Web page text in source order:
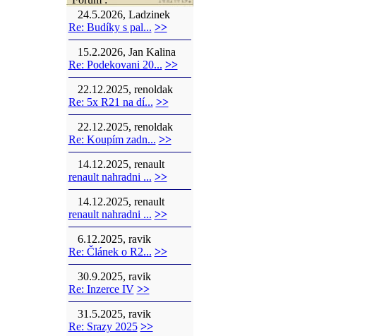
24.5.2026, Ladzinek
Re: Budíky s pal... >>
15.2.2026, Jan Kalina
Re: Podekovani 20... >>
22.12.2025, renoldak
Re: 5x R21 na dí... >>
22.12.2025, renoldak
Re: Koupím zadn... >>
14.12.2025, renault
renault nahradni ... >>
14.12.2025, renault
renault nahradni ... >>
6.12.2025, ravik
Re: Článek o R2... >>
30.9.2025, ravik
Re: Inzerce IV >>
31.5.2025, ravik
Re: Srazy 2025 >>